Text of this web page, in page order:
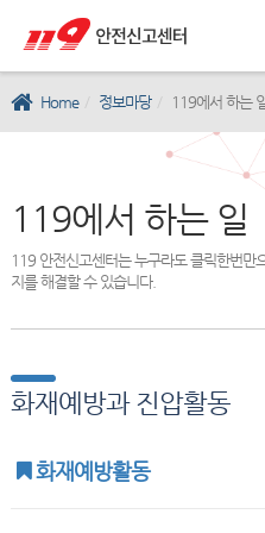
Home 정보마당 119에서 하는
119에서 하는 일
119 안전신고센터는 누구라도 클릭한번만
지를 해결할 수 있습니다.
화재예방과 진압활동
화재예방활동